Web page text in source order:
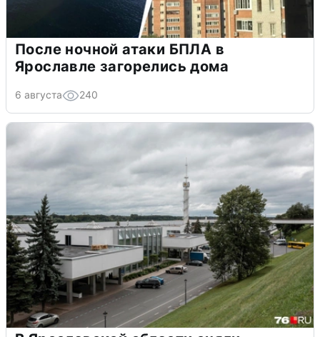
После ночной атаки БПЛА в
Ярославле загорелись дома
6 августа 240